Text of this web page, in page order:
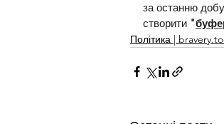
за останню
створити "
Політика |